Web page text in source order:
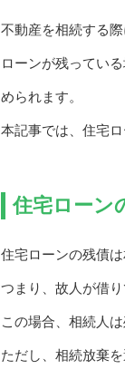
不動産を相続する
ローンが残ってい
められます。
本記事では、住宅
住宅ローン
住宅ローンの残債
つまり、故人が借
この場合、相続人
ただし、相続放棄